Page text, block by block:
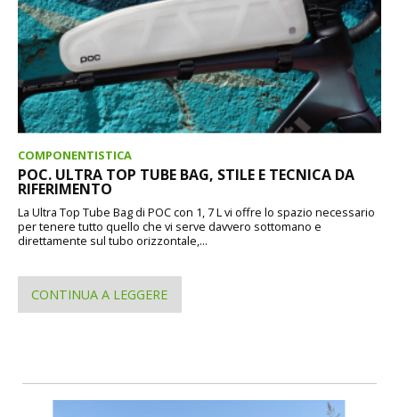
COMPONENTISTICA
POC. ULTRA TOP TUBE BAG, STILE E TECNICA DA
RIFERIMENTO
La Ultra Top Tube Bag di POC con 1, 7 L vi offre lo spazio necessario
per tenere tutto quello che vi serve davvero sottomano e
direttamente sul tubo orizzontale,...
CONTINUA A LEGGERE